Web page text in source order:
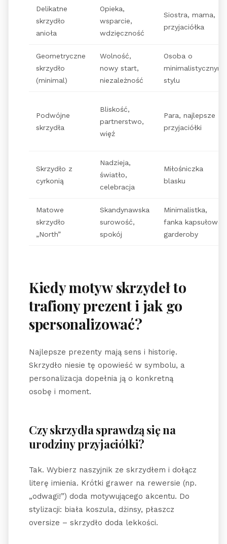
Delikatne
skrzydło
anioła
Opieka,
wsparcie,
wdzięczność
Siostra, mama,
przyjaciółka
Geometryczne
skrzydło
(minimal)
Wolność,
nowy start,
niezależność
Osoba o
minimalistycznym
stylu
Podwójne
skrzydła
Bliskość,
partnerstwo,
więź
Para, najlepsze
przyjaciółki
Skrzydło z
cyrkonią
Nadzieja,
światło,
celebracja
Miłośniczka
blasku
Matowe
skrzydło
„North”
Skandynawska
surowość,
spokój
Minimalistka,
fanka kapsułowej
garderoby
Kiedy motyw skrzydeł to
trafiony prezent i jak go
spersonalizować?
Najlepsze prezenty mają sens i historię.
Skrzydło niesie tę opowieść w symbolu, a
personalizacja dopełnia ją o konkretną
osobę i moment.
Czy skrzydła sprawdzą się na
urodziny przyjaciółki?
Tak. Wybierz naszyjnik ze skrzydłem i dołącz
literę imienia. Krótki grawer na rewersie (np.
„odwagi!”) doda motywującego akcentu. Do
stylizacji: biała koszula, dżinsy, płaszcz
oversize – skrzydło doda lekkości.